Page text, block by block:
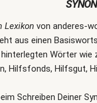
Lexikonvon anderes-
aus einen
Wörter
Hilfsfonds, Hilfsgut,
Schreiben Deiner